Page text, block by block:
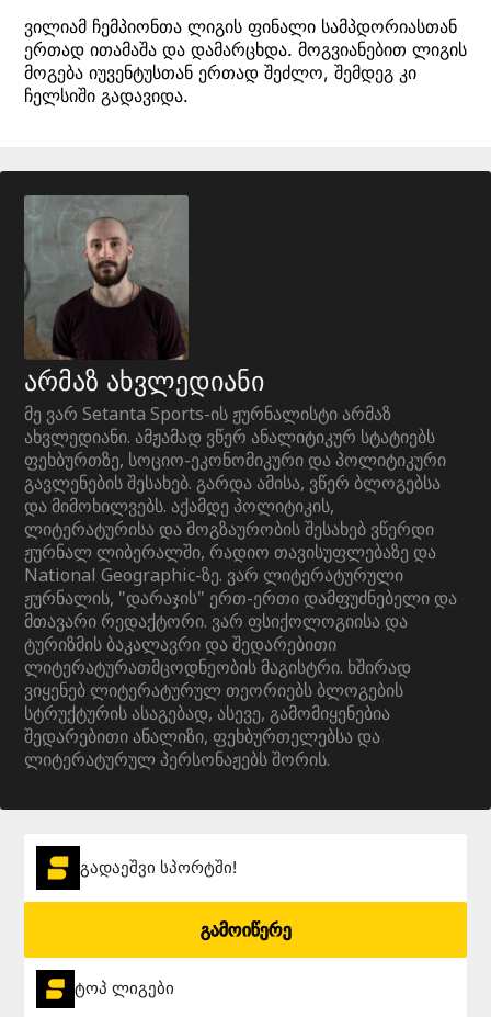
ვილიამ ჩემპიონთა ლიგის ფინალი სამპდორიასთან
ერთად ითამაშა და დამარცხდა. მოგვიანებით ლიგის
მოგება იუვენტუსთან ერთად შეძლო, შემდეგ კი
ჩელსიში გადავიდა.
არმაზ ახვლედიანი
მე ვარ Setanta Sports-ის ჟურნალისტი არმაზ
ახვლედიანი. ამჟამად ვწერ ანალიტიკურ სტატიებს
ფეხბურთზე, სოციო-ეკონომიკური და პოლიტიკური
გავლენების შესახებ. გარდა ამისა, ვწერ ბლოგებსა
და მიმოხილვებს. აქამდე პოლიტიკის,
ლიტერატურისა და მოგზაურობის შესახებ ვწერდი
ჟურნალ ლიბერალში, რადიო თავისუფლებაზე და
National Geographic-ზე. ვარ ლიტერატურული
ჟურნალის, "დარაჯის" ერთ-ერთი დამფუძნებელი და
მთავარი რედაქტორი. ვარ ფსიქოლოგიისა და
ტურიზმის ბაკალავრი და შედარებითი
ლიტერატურათმცოდნეობის მაგისტრი. ხშირად
ვიყენებ ლიტერატურულ თეორიებს ბლოგების
სტრუქტურის ასაგებად, ასევე, გამომიყენებია
შედარებითი ანალიზი, ფეხბურთელებსა და
ლიტერატურულ პერსონაჟებს შორის.
გადაეშვი სპორტში!
გამოიწერე
ტოპ ლიგები